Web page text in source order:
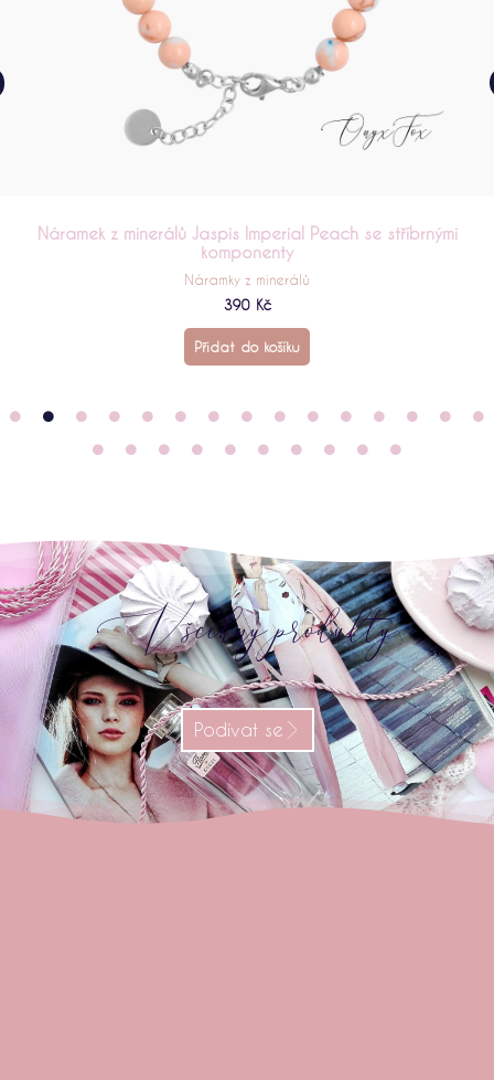
Náramek z minerálů Perleť Light Orange se stříbrnými
komponenty
Náramky z minerálů
390 Kč
Přidat do košíku
Všechny produkty
Podívat se